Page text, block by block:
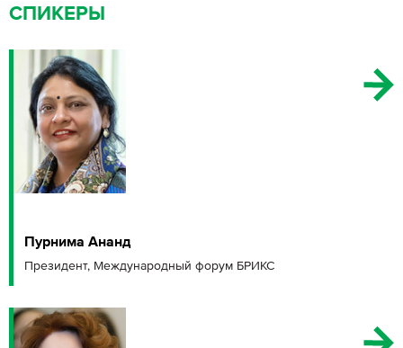
СПИКЕРЫ
Пурнима Ананд
Президент, Международный форум БРИКС